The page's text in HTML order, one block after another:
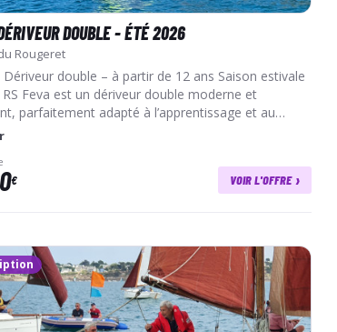
DOUBLE - ÉTÉ 2026
Rougeret
Dériveur double – à partir de 12 ans Saison estivale
Feva est un dériveur double moderne et
parfaitement adapté à l’apprentissage et au
€ VOIR L'OFFRE ›